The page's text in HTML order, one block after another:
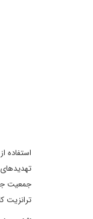
استفاده
جمعیت
ترانزیت